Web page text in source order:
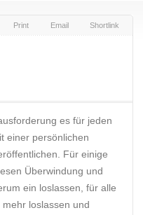
Print Email Shortlink
es für jeden
einer persönlichen
Für einige
Überwindung und
ein loslassen, für alle
loslassen und